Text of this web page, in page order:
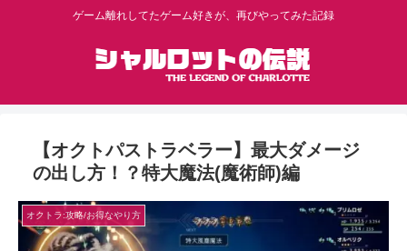
ゲーム離れしてたゲーム好きが、再びやってみた記録
【オクトパストラベラー】最大ダメージ
の出し方！？特大魔法(魔術師)編
オクトラ:攻略/お得なやり方